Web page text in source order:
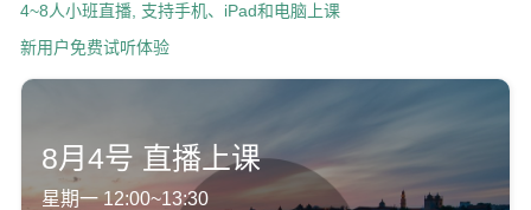
4~8人小班直播, 支持手机、iPad和电脑上课
新用户免费试听体验
8月4号 直播上课
星期一 12:00~13:30